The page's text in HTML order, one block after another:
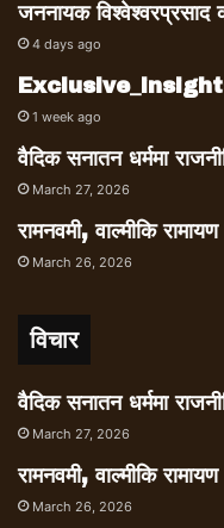
जननायक विश्वेश्वरप्रसाद
4 days ago
1 week ago
वैदिक सनातन धर्ममा
March 27, 2026
रामनवमी, वाल्मीकि
March 26, 2026
विचार
वैदिक सनातन धर्ममा
March 27, 2026
रामनवमी, वाल्मीकि
March 26, 2026